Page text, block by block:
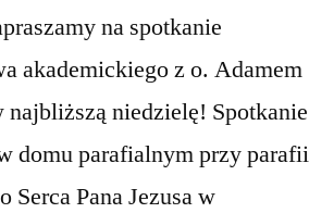
na spotkanie
akademickiego z o. Adamem
najbliższą niedzielę! Spotkanie
domu parafialnym przy parafii
Serca Pana Jezusa w